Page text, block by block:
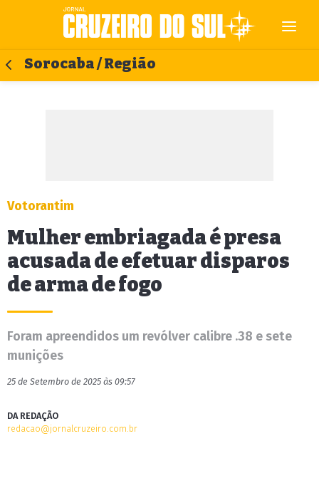
Sorocaba / Região
Votorantim
Mulher embriagada é presa
acusada de efetuar disparos
de arma de fogo
Foram apreendidos um revólver calibre .38 e sete
munições
25 de Setembro de 2025 às 09:57
DA REDAÇÃO
redacao@jornalcruzeiro.com.br